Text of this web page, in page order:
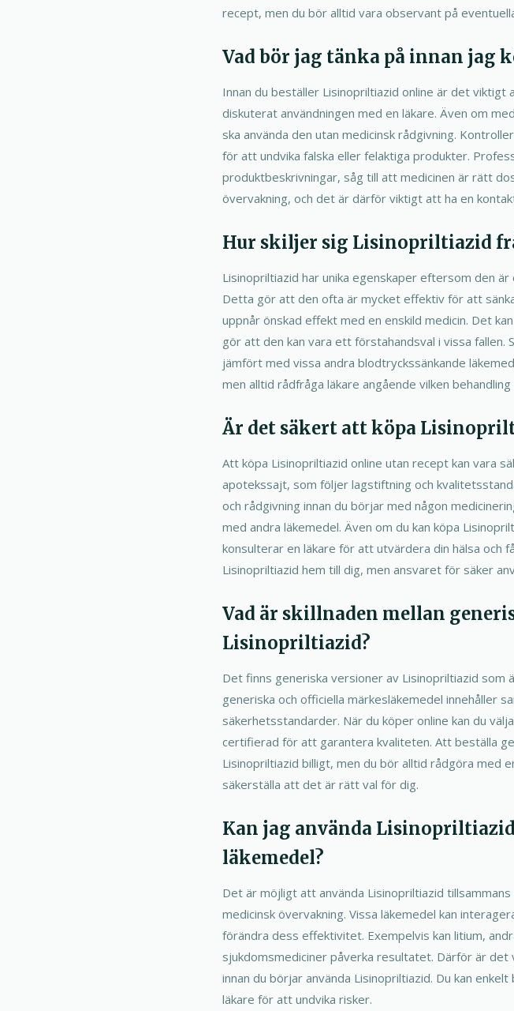
recept, men du bör alltid vara observant på
Vad bör jag tänka på innan jag
Innan du beställer Lisinopriltiazid online är det
diskuterat användningen med en läkare. Även om
ska använda den utan medicinsk rådgivning.
för att undvika falska eller felaktiga produkter.
produktbeskrivningar, såg till att medicinen är rätt
övervakning, och det är därför viktigt att ha en
Hur skiljer sig Lisinopriltiazid
Lisinopriltiazid har unika egenskaper eftersom den
Detta gör att den ofta är mycket effektiv för att
uppnår önskad effekt med en enskild medicin. Det
gör att den kan vara ett förstahandsval i vissa fallen.
jämfört med vissa andra blodtryckssänkande
men alltid rådfråga läkare angående vilken
Är det säkert att köpa
Att köpa Lisinopriltiazid online utan recept kan vara
apotekssajt, som följer lagstiftning och
och rådgivning innan du börjar med någon
med andra läkemedel. Även om du kan köpa
konsulterar en läkare för att utvärdera din hälsa och
Lisinopriltiazid hem till dig, men ansvaret för säker
Vad är skillnaden mellan
Lisinopriltiazid?
Det finns generiska versioner av Lisinopriltiazid som
generiska och officiella märkesläkemedel innehåller
säkerhetsstandarder. När du köper online kan du
certifierad för att garantera kvaliteten. Att beställa
Lisinopriltiazid billigt, men du bör alltid rådgöra med
säkerställa att det är rätt val för dig.
Kan jag använda
läkemedel?
Det är möjligt att använda Lisinopriltiazid
medicinsk övervakning. Vissa läkemedel kan
förändra dess effektivitet. Exempelvis kan litium,
sjukdomsmediciner påverka resultatet. Därför är
innan du börjar använda Lisinopriltiazid. Du kan
läkare för att undvika risker.